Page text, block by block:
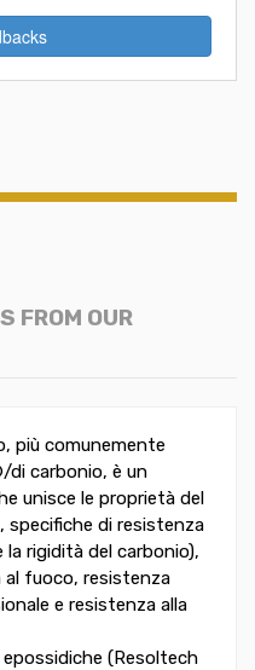
FROM OUR
più comunemente
di carbonio, è un
unisce le proprietà del
specifiche di resistenza
la rigidità del carbonio),
fuoco, resistenza
e resistenza alla
(Resoltech